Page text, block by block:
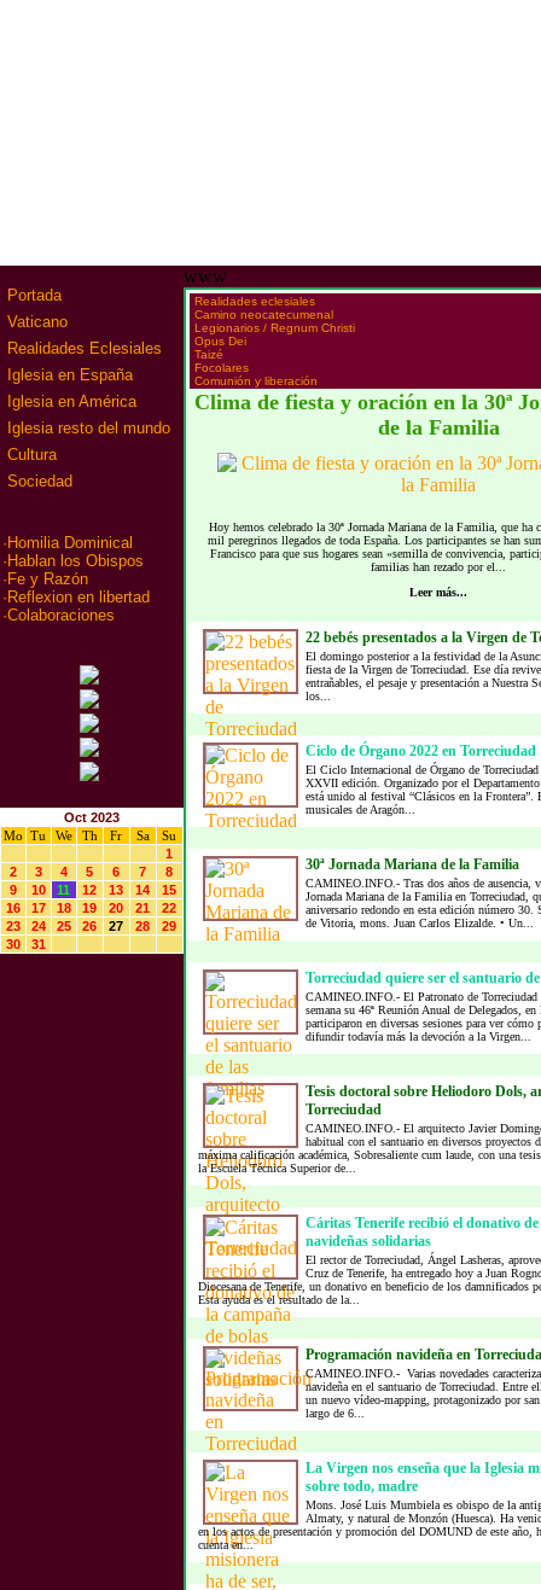
Portada
Vaticano
Realidades Eclesiales
Iglesia en España
Iglesia en América
Iglesia resto del mundo
Cultura
Sociedad
· Homilia Dominical
· Hablan los Obispos
· Fe y Razón
· Reflexion en libertad
·Colaboraciones
Oct 2023
Mo
Tu We Th Fr Sa
Su
1
2
3 4 5 6 7
8
9
10 11 12 13 14
15
16
17 18 19 20 21
22
23
24 25 26 27 28
29
30
31
www
·Realidades eclesiales
·Camino neocatecumenal
·Legionarios / Regnum Christi
·Opus Dei
·Taizé
·Focolares
·Comunión y liberación
Clima de fiesta y oración en la 30ª
de la Familia
Hoy hemos celebrado la 30ª Jornada Mariana de la Familia, que ha
mil peregrinos llegados de toda España. Los participantes se han
Francisco para que sus hogares sean «semilla de convivencia,
familias han rezado por el...
Leer más...
22 bebés presentados a la Virgen de
El domingo posterior a la festividad de la
fiesta de la Virgen de Torreciudad. Ese día
entrañables, el pesaje y presentación a Nuestra
los...
Ciclo de Órgano 2022 en Torreciudad
El Ciclo Internacional de Órgano de Torreciudad
XXVII edición. Organizado por el
está unido al festival “Clásicos en la
musicales de Aragón...
30ª Jornada Mariana de la Familia
CAMINEO.INFO.- Tras dos años de ausencia,
Jornada Mariana de la Familia en Torreciudad,
aniversario redondo en esta edición número 30.
de Vitoria, mons. Juan Carlos Elizalde. • Un...
Torreciudad quiere ser el santuario
CAMINEO.INFO.- El Patronato de Torreciudad
semana su 46ª Reunión Anual de Delegados, en
participaron en diversas sesiones para ver
difundir todavía más la devoción a la Virgen...
Tesis doctoral sobre Heliodoro Dols,
Torreciudad
CAMINEO.INFO.- El arquitecto Javier
habitual con el santuario en diversos proyectos
máxima calificación académica, Sobresaliente cum laude, con una
la Escuela Técnica Superior de...
Cáritas Tenerife recibió el donativo
navideñas solidarias
El rector de Torreciudad, Ángel Lasheras,
Cruz de Tenerife, ha entregado hoy a Juan
Diocesana de Tenerife, un donativo en beneficio de los damnificados
Esta ayuda es el resultado de la...
Programación navideña en
CAMINEO.INFO.- Varias novedades
navideña en el santuario de Torreciudad. Entre
un nuevo vídeo-mapping, protagonizado por
largo de 6...
La Virgen nos enseña que la Iglesia
sobre todo, madre
Mons. José Luis Mumbiela es obispo de la
Almaty, y natural de Monzón (Huesca). Ha
en los actos de presentación y promoción del DOMUND de este año,
cuenta en...